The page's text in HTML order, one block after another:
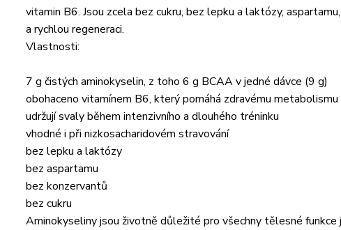
vitamin B6. Jsou zcela bez cukru, bez lepku a laktózy,
a rychlou regeneraci.
Vlastnosti:
7 g čistých aminokyselin, z toho 6 g BCAA v jedné dávce (9 g)
obohaceno vitamínem B6, který pomáhá zdravému
udržují svaly během intenzivního a dlouhého tréninku
vhodné i při nizkosacharidovém stravování
bez lepku a laktózy
bez aspartamu
bez konzervantů
bez cukru
Aminokyseliny jsou životně důležité pro všechny tělesné